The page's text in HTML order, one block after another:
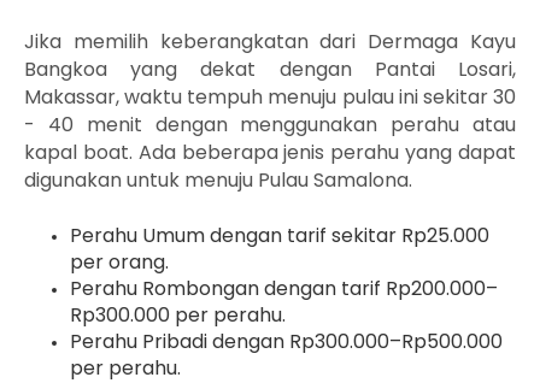
Jika memilih keberangkatan dari Dermaga Kayu
Bangkoa yang dekat dengan Pantai Losari,
Makassar, waktu tempuh menuju pulau ini sekitar 30
- 40 menit dengan menggunakan perahu atau
kapal boat. Ada beberapa jenis perahu yang dapat
digunakan untuk menuju Pulau Samalona.
Perahu Umum dengan tarif sekitar Rp25.000
per orang.
Perahu Rombongan dengan tarif Rp200.000–
Rp300.000 per perahu.
Perahu Pribadi dengan Rp300.000–Rp500.000
per perahu.